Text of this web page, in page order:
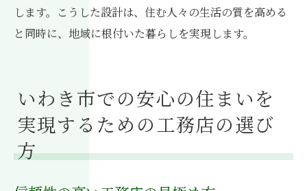
します。こうした設計は、住む人々の生活の質を高める
と同時に、地域に根付いた暮らしを実現します。
いわき市での安心の住まいを
実現するための工務店の選び
方